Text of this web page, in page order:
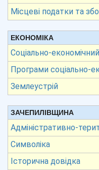
Місцеві податки та
ЕКОНОМІКА
Соціально-
Програми соціально-
Землеустрій
ЗАЧЕПИЛІВЩИНА
Адміністративно-
Символіка
Історична довідка